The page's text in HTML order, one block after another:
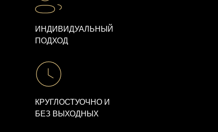
КРУГЛОСТУОЧНО И
БЕЗ ВЫХОДНЫХ
ИНДИВИДУАЛЬНЫЙ
ПОДХОД